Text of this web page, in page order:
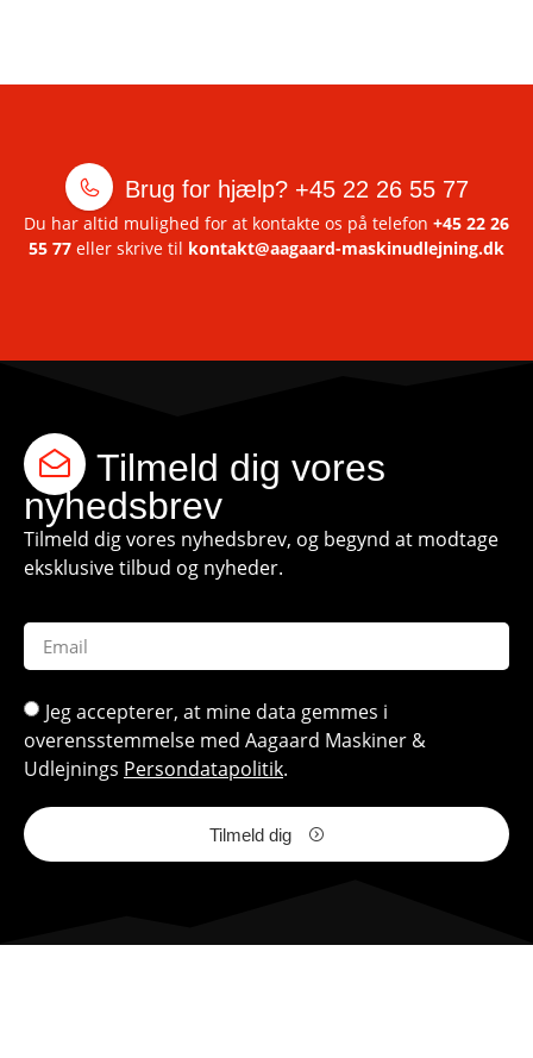
Brug for hjælp? +45 22 26 55 77
Du har altid mulighed for at kontakte os på telefon +45 22 26
55 77 eller skrive til kontakt@aagaard-maskinudlejning.dk
Tilmeld dig vores
nyhedsbrev
Tilmeld dig vores nyhedsbrev, og begynd at modtage
eksklusive tilbud og nyheder.
Jeg accepterer, at mine data gemmes i
overensstemmelse med Aagaard Maskiner &
Udlejnings Persondatapolitik.
Tilmeld dig